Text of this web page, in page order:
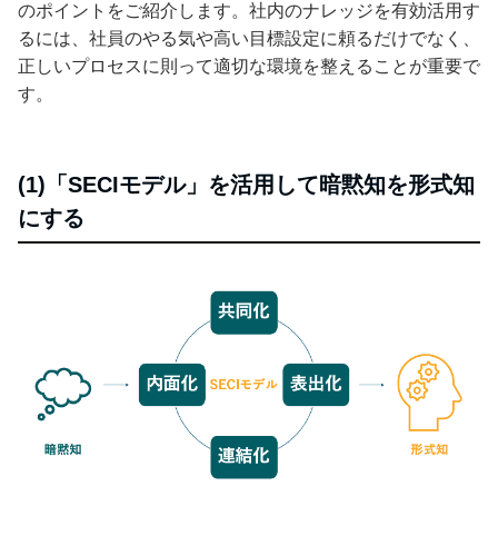
のポイントをご紹介します。社内のナレッジを有効活用す
るには、社員のやる気や高い目標設定に頼るだけでなく、
正しいプロセスに則って適切な環境を整えることが重要で
す。
(1)「SECIモデル」を活用して暗黙知を形式知
にする